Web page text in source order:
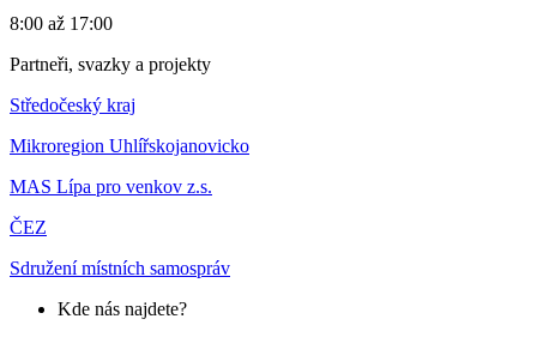
8:00 až 17:00
Partneři, svazky a projekty
Středočeský kraj
Mikroregion Uhlířskojanovicko
MAS Lípa pro venkov z.s.
ČEZ
Sdružení místních samospráv
Kde nás najdete?